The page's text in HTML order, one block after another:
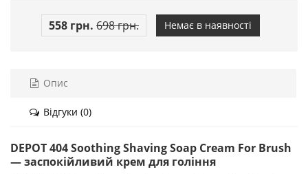
558 грн. 698 грн. Немає в наявності
Опис
Відгуки (0)
DEPOT 404 Soothing Shaving Soap Cream For Brush
— заспокійливий крем для гоління